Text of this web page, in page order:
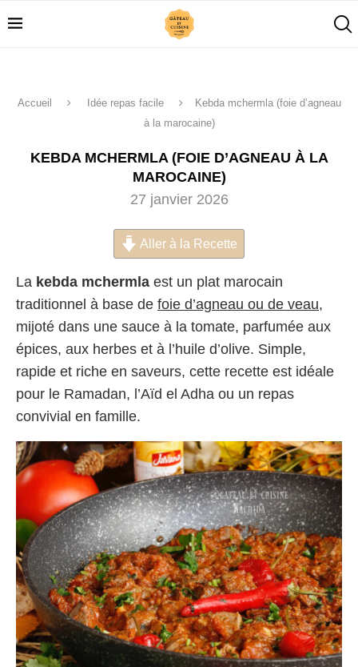
Accueil Idée repas facile
Kebda mchermla (foie d’agneau
à la marocaine)
KEBDA MCHERMLA (FOIE D’AGNEAU À LA
MAROCAINE)
27 janvier 2026
Aller à la Recette
La kebda mchermla est un plat marocain
traditionnel à base de foie d’agneau ou de veau,
mijoté dans une sauce à la tomate, parfumée aux
épices, aux herbes et à l’huile d’olive. Simple,
rapide et riche en saveurs, cette recette est idéale
pour le Ramadan, l’Aïd el Adha ou un repas
convivial en famille.